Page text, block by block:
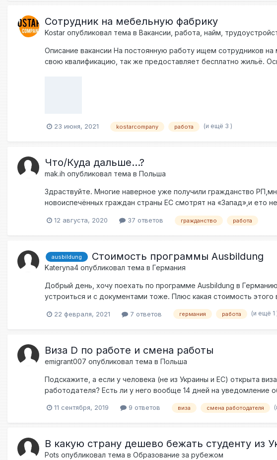
работодатель после этого должен зарегистрировать
Сотрудник на мебельную фабрику
Kostar опубликовал тема в Вакансии, работа, найм,
Описание вакансии На постоянную работу ищем сотрудников
свою квалификацию, так же предоставляет бесплатно жильё.
удобно то можете написать на +48735009211 (Viber, Telegram,
23 июня, 2021 kostarcompany работа (и ещё 3 )
Что/Куда дальше...?
mak.ih опубликовал тема в Польша
Здраствуйте. Многие наверное уже получили гражданство
новоиспечённых граждан страны ЕС смотрят на «Запад»,и ето
аренде жилья или бизнеса.
12 августа, 2020 37 ответов гражданство работа
ausbildung Стоимость программы Ausbildung
Kateryna4 опубликовал тема в Германия
Добрый день, хочу поехать по программе Ausbildung в
устроиться и с документами тоже. Плюс какая стоимость этого
22 февраля, 2021 7 ответов германия работа (и ещё 1
Виза D по работе и смена работы
emigrant007 опубликовал тема в Польша
Подскажите, а если у человека (не из Украины и ЕС) открыта
работодателя? Есть ли у него вообще 14 дней на уведомление
11 сентября, 2019 9 ответов виза смена работодателя
В какую страну дешево бежать студенту из
Pots опубликовал тема в Образование за рубежом